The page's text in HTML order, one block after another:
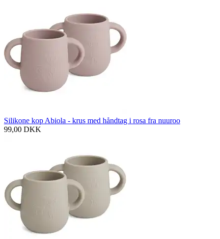
Silikone kop Abiola - krus med håndtag i rosa fra nuuroo
99,00 DKK